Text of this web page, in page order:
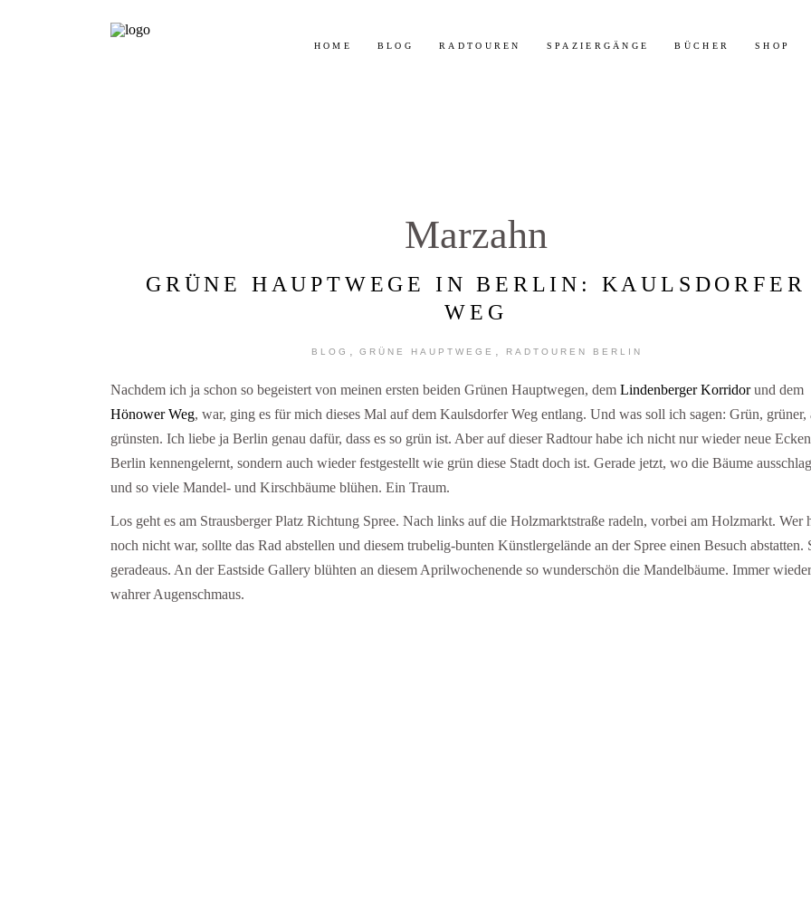
HOME BLOG RADTOUREN SPAZIERGÄNGE BÜCHER SHOP
Marzahn
GRÜNE HAUPTWEGE IN BERLIN: KAULSDORFER
WEG
BLOG , GRÜNE HAUPTWEGE , RADTOUREN BERLIN
Nachdem ich ja schon so begeistert von meinen ersten beiden Grünen Hauptwegen, dem Lindenberger Korridorund dem
Hönower Weg, war, ging es für mich dieses Mal auf dem Kaulsdorfer Weg entlang. Und was soll ich sagen: Grün, grüner,
grünsten. Ich liebe ja Berlin genau dafür, dass es so grün ist. Aber auf dieser Radtour habe ich nicht nur wieder neue
Berlin kennengelernt, sondern auch wieder festgestellt wie grün diese Stadt doch ist. Gerade jetzt, wo die Bäume
und so viele Mandel- und Kirschbäume blühen. Ein Traum.
Los geht es am Strausberger Platz Richtung Spree. Nach links auf die Holzmarktstraße radeln, vorbei am Holzmarkt. Wer
noch nicht war, sollte das Rad abstellen und diesem trubelig-bunten Künstlergelände an der Spree einen Besuch abstatten.
geradeaus. An der Eastside Gallery blühten an diesem Aprilwochenende so wunderschön die Mandelbäume. Immer
wahrer Augenschmaus.